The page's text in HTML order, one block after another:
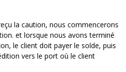
la caution, nous commencerons
et lorsque nous avons terminé
le client doit payer le solde, puis
vers le port où le client